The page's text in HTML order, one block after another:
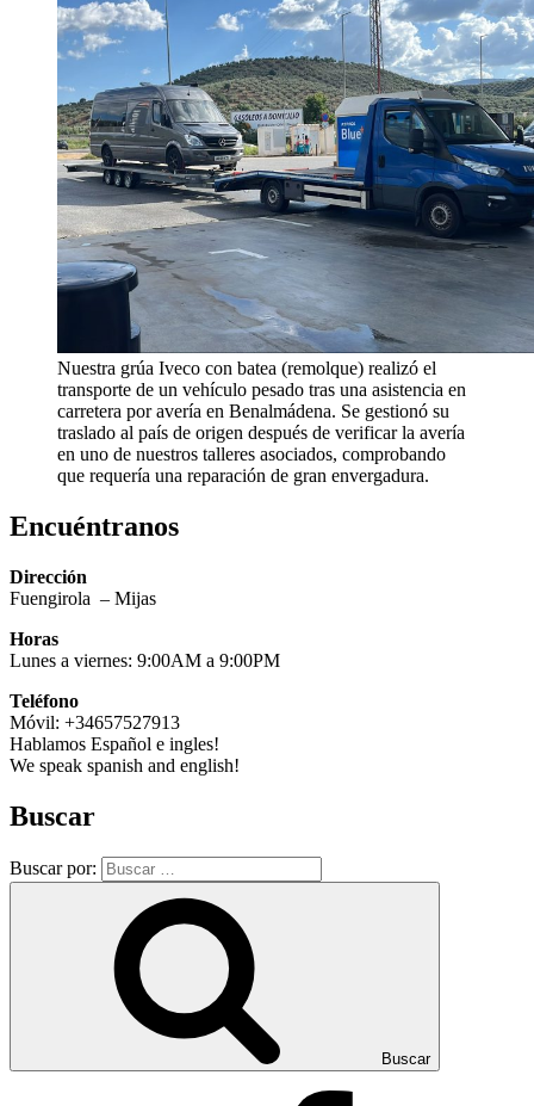
Nuestra grúa Iveco con batea (remolque) realizó el
transporte de un vehículo pesado tras una asistencia en
carretera por avería en Benalmádena. Se gestionó su
traslado al país de origen después de verificar la avería
en uno de nuestros talleres asociados, comprobando
que requería una reparación de gran envergadura.
Encuéntranos
Dirección
Fuengirola – Mijas
Horas
Lunes a viernes: 9:00AM a 9:00PM
Teléfono
Móvil: +34657527913
Hablamos Español e ingles!
We speak spanish and english!
Buscar
Buscar por:
Buscar